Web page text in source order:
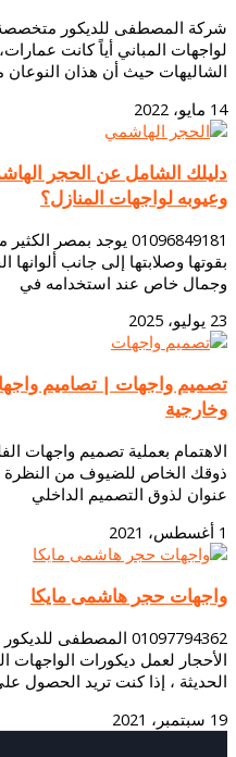
شركة المصطفى للديكور
لواجهات المباني أياً كانت
الشاليهات حيث أن هذان النوعان
14 مايو، 2022
دليلك الشامل عن الحجر
وعيوبه لواجهات المنازل؟
01096849181 يوجد
بقوتها وصلابتها إلى جانب
وجمال خاص عند استخدامه في
23 يوليو، 2025
تصميم واجهات | تصاميم
وخارجية
الاهتمام بعملية تصميم واجهات
ذوقك الخاص للضيوف من النظرة
عنوان لذوق التصميم الداخلي
1 أغسطس، 2021
واجهات حجر هاشمى مايكا
01097794362
الأحجار لعمل ديكورات الواجهات
الحديثة ، إذا كنت تريد الحصول
19 سبتمبر، 2021